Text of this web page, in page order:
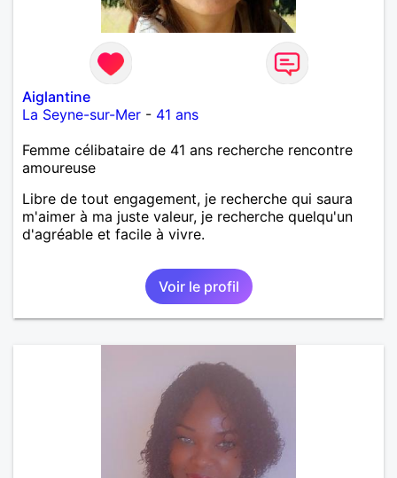
Aiglantine
La Seyne-sur-Mer - 41 ans
Femme célibataire de 41 ans recherche rencontre
amoureuse
Libre de tout engagement, je recherche qui saura
m'aimer à ma juste valeur, je recherche quelqu'un
d'agréable et facile à vivre.
Voir le profil